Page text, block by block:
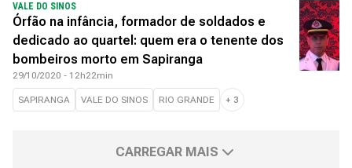
VALE DO SINOS
Órfão na infância, formador de soldados e
dedicado ao quartel: quem era o tenente dos
bombeiros morto em Sapiranga
29/10/2020 - 12h22min
SAPIRANGA VALE DO SINOS RIO GRANDE + 3
CARREGAR MAIS